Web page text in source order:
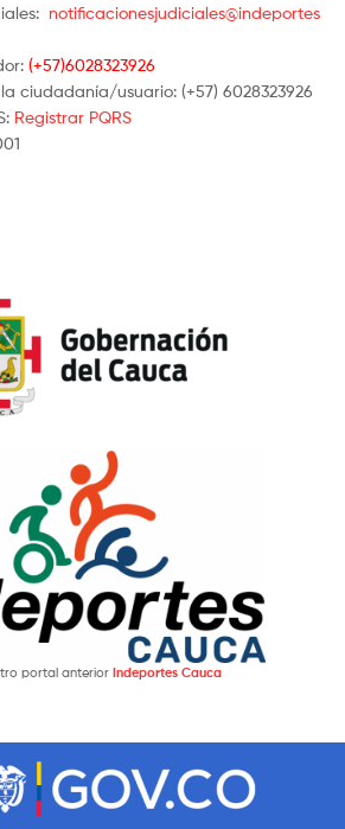
notificacionesjudiciales@indeportes
(+57)6028323926
ciudadanía/usuario: (+57) 6028323926
Registrar PQRS
portal anterior Indeportes Cauca